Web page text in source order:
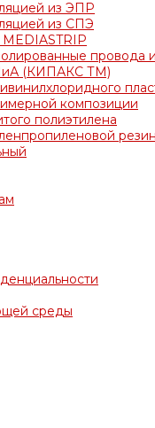
из ЭПР
из СПЭ
провода
(КИПАКС ТМ)
композиции
полиэтилена
среды